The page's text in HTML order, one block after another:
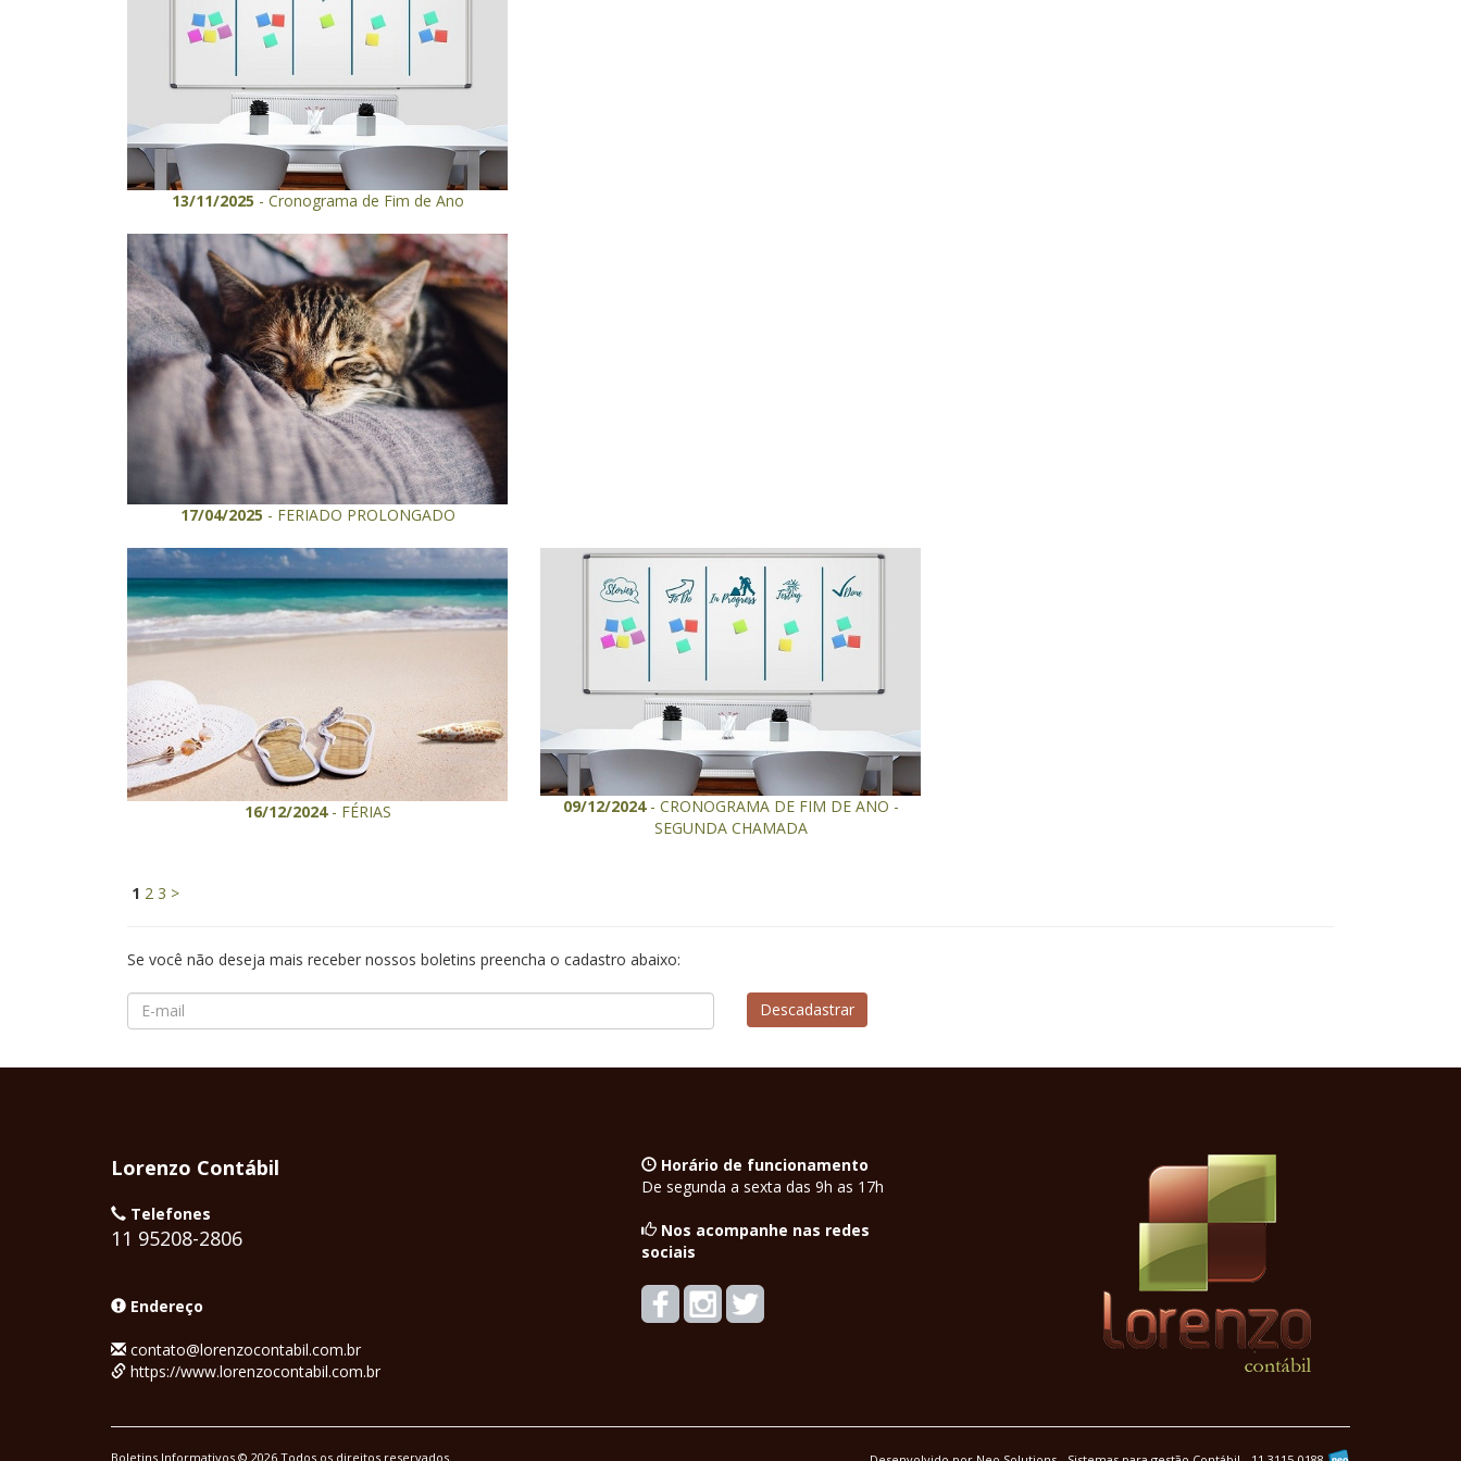
13/11/2025 - Cronograma de Fim de Ano
17/04/2025 - FERIADO PROLONGADO
16/12/2024- FÉRIAS 09/12/2024- CRONOGRAMA DE FIM DE ANO -
SEGUNDA CHAMADA
1 2 3 >
Se você não deseja mais receber nossos boletins preencha o cadastro abaixo:
Lorenzo Contábil
Telefones
11 95208-2806
Endereço
contato@lorenzocontabil.com.br
https://www.lorenzocontabil.com.br
Horário de funcionamento
De segunda a sexta das 9h as 17h
Nos acompanhe nas redes
sociais
Boletins Informativos © 2026 Todos os direitos reservados.